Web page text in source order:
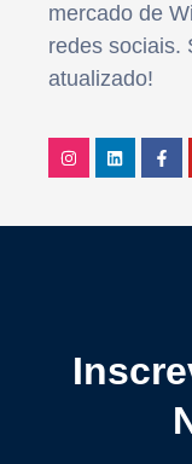
mercado de
redes sociais.
atualizado!